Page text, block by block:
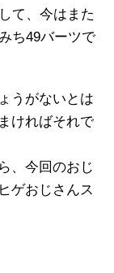
て、今はまた
ち49バーツで
うがないとは
ければそれで
、今回のおじ
ゲおじさんス